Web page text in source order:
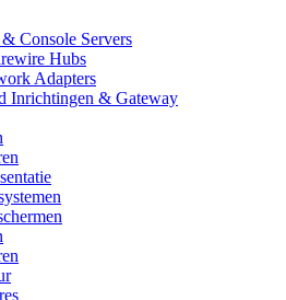
Console Servers
Hubs
Adapters
Inrichtingen & Gateway